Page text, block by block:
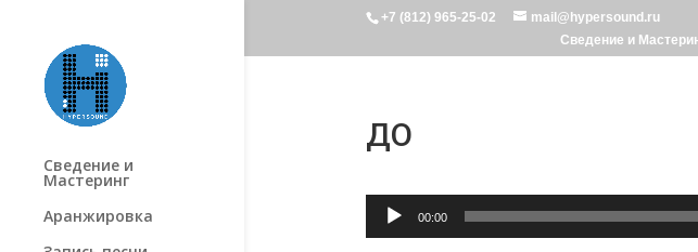
+7 (812) 965-25-02
mail@hypersound.ru
Сведение и
Сведение и
Мастеринг
Аранжировка
ДО
Аудиоплеер
00:00